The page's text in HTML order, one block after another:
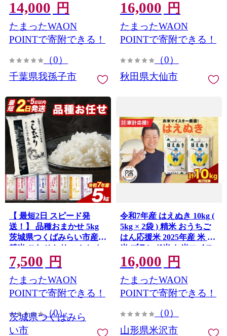
無料 米 こめ お米 ごはん
国産 5キロ × 2袋 10キロ
14,000 円
たまったWAON
POINTで寄附できる！
（0）
千葉県我孫子市
米 こめ 無洗米 精米 あきた
こまち ブランド米 通算23
回 特A 小分け ご飯 ごはん
米どころ 秋田県産 大仙市]
16,000 円
たまったWAON
POINTで寄附できる！
（0）
秋田県大仙市
【 最短2日 スピード発
送！】 品種おまかせ 5kg
茨城県つくばみらい市産
精米 こしひかり コシヒカ
リ あきたこまち ひとめぼ
れ ふくまる ゆめひたち ミ
ルキークイーン にじのき
らめき 即納 米 コメ こめ
単一米 限定 茨城県産 国産
美味しい お米 おこめ おコ
メ [CL263-NT]
7,500 円
たまったWAON
POINTで寄附できる！
（0）
茨城県つくばみら
い市
令和7年産 はえぬき 10kg (
5kg × 2袋 ) 精米 おうちご
はん応援米 2025年産 米 白
米 ブランド米 お米マイス
ター 厳選 送料無料 山形県
米沢市 お米 もちもち 粘り
甘み 冷めても美味しい つ
や 安心 安全 ごはん 主食
食卓 炊飯 ブランド 高品質
おにぎり お弁当 山形県米
16,000 円
たまったWAON
POINTで寄附できる！
（0）
山形県米沢市